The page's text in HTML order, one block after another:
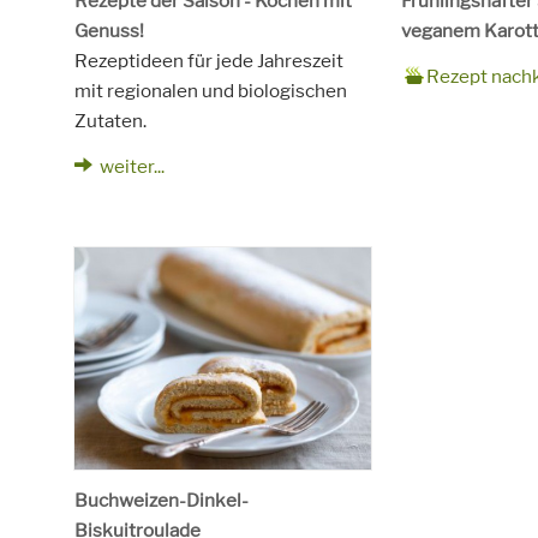
Genuss!
Rezeptideen für jede Jahreszeit
mit regionalen und biologischen
Zutaten.
weiter...
veganem
Zubereitungszeit
90 Minuten
Rezept
für
4 Personen
Saison
Frühling
Schlagworte
Beilagen,
Rezept
Buchweizen-Dinkel-
Biskuitroulade